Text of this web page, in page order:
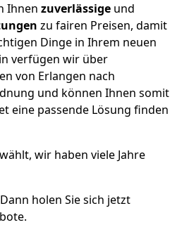
Ihnen zuverlässige und
zu fairen Preisen, damit
Dinge in Ihrem neuen
verfügen wir über
von Erlangen nach
und können Ihnen somit
eine passende Lösung finden
wir haben viele Jahre
Dann holen Sie sich jetzt